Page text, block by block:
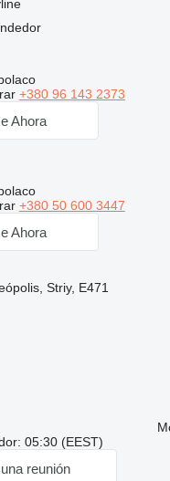
+380 96 143 2373
Ahora
+380 50 600 3447
Ahora
Striy, E471
05:30 (EEST)
reunión